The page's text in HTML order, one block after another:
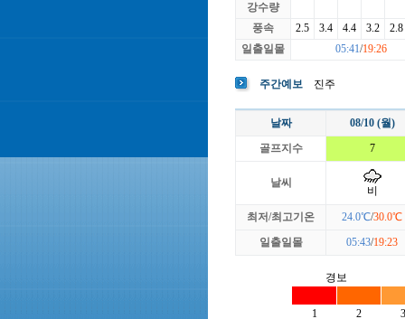
강수량
풍속
2.5 3.4 4.4 3.2
2.8
일출일몰
05:41/19:26
주간예보 진주
날짜
08/10 (월)
골프지수
7
날씨
비
최저/최고기온 24.0℃/30.0℃
일출일몰
05:43/19:23
경보
1 2 3